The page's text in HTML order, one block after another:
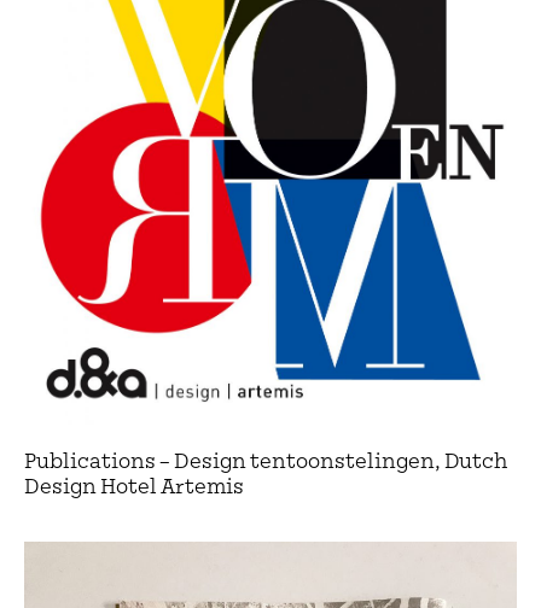
Publications – Design tentoonstelingen, Dutch
Design Hotel Artemis